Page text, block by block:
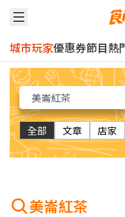
城市玩家優惠券節目熱
全部 文章 店家
美崙紅茶